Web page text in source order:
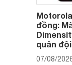
đồng:
quân đội
07/08/